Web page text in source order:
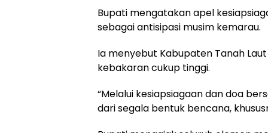
Bupati mengatakan apel
sebagai antisipasi musim kemarau.
Ia menyebut Kabupaten Tanah
kebakaran cukup tinggi.
“Melalui kesiapsiagaan dan doa
dari segala bentuk bencana,